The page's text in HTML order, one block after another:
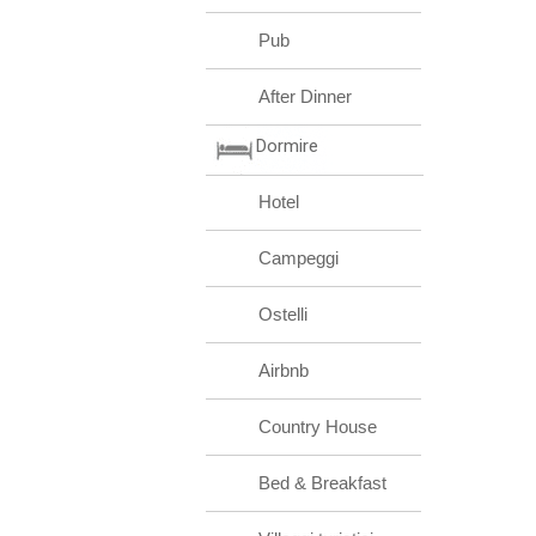
Pub
After Dinner
Dormire
Hotel
Campeggi
Ostelli
Airbnb
Country House
Bed & Breakfast